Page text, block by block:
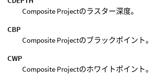
Composite Projectのラスター深度。
CBP
Composite Projectのブラックポイント。
CWP
Composite Projectのホワイトポイント。